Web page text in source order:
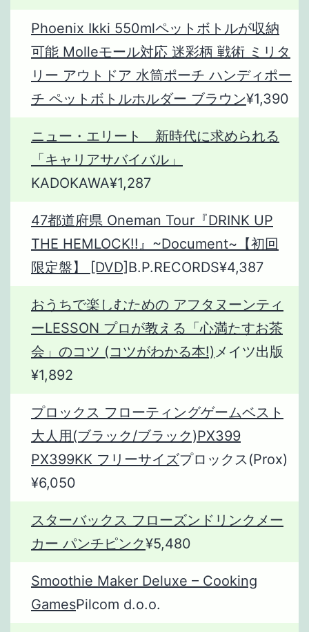
Phoenix Ikki 550mlペットボトルが収納
可能 Molleモール対応 迷彩柄 戦術 ミリタ
リー アウトドア 水筒ポーチ ハンディポー
チ ペットボトルホルダー ブラウン¥1,390
ニュー・エリート 新時代に求められる
「キャリアサバイバル」
KADOKAWA¥1,287
47都道府県 Oneman Tour『DRINK UP
THE HEMLOCK!!』~Document~【初回
限定盤】 [DVD]B.P.RECORDS¥4,387
おうちで楽しむための アフタヌーンティ
ーLESSON プロが教える「心満たすお茶
会」のコツ (コツがわかる本!) メイツ出版
¥1,892
プロックス フローティングゲームベスト
大人用(ブラック/ブラック)PX399
PX399KK フリーサイズプロックス(Prox)
¥6,050
スターバックス フローズンドリンクメー
カー パンチピンク¥5,480
Smoothie Maker Deluxe – Cooking
GamesPilcom d.o.o.